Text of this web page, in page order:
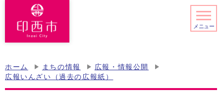
メニュー
ホーム まちの情報
広報・情報公開
広報いんざい（過去の広報紙）